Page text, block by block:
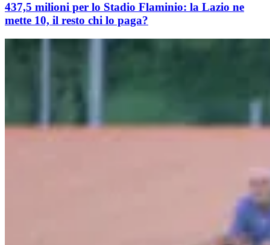
437,5 milioni per lo Stadio Flaminio: la Lazio ne
mette 10, il resto chi lo paga?